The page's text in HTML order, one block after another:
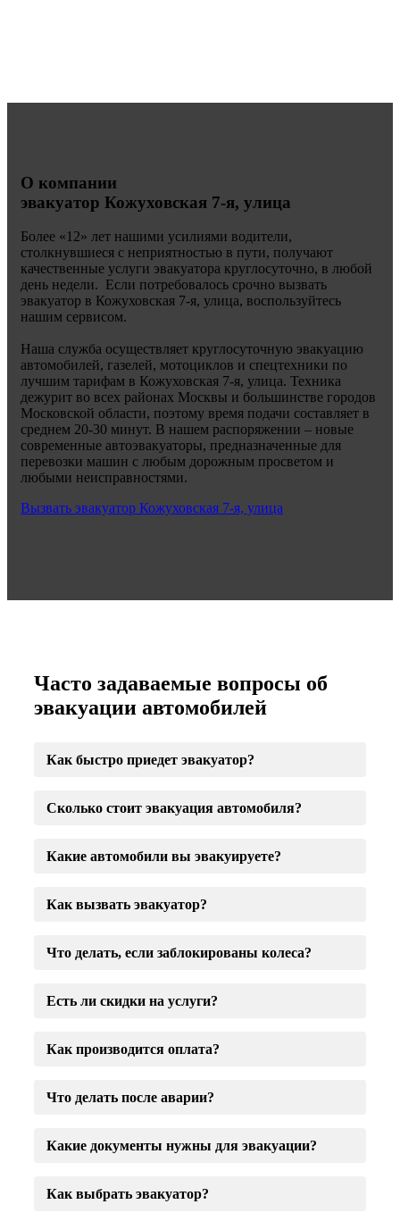
О компании
эвакуатор Кожуховская 7-я, улица
Более «12» лет нашими усилиями водители,
столкнувшиеся с неприятностью в пути, получают
качественные услуги эвакуатора круглосуточно, в любой
день недели. Если потребовалось срочно вызвать
эвакуатор в Кожуховская 7-я, улица, воспользуйтесь
нашим сервисом.
Наша служба осуществляет круглосуточную эвакуацию
автомобилей, газелей, мотоциклов и спецтехники по
лучшим тарифам в Кожуховская 7-я, улица. Техника
дежурит во всех районах Москвы и большинстве городов
Московской области, поэтому время подачи составляет в
среднем 20-30 минут. В нашем распоряжении – новые
современные автоэвакуаторы, предназначенные для
перевозки машин с любым дорожным просветом и
любыми неисправностями.
Вызвать эвакуатор Кожуховская 7-я, улица
Часто задаваемые вопросы об
эвакуации автомобилей
Как быстро приедет эвакуатор?
Сколько стоит эвакуация автомобиля?
Какие автомобили вы эвакуируете?
Как вызвать эвакуатор?
Что делать, если заблокированы колеса?
Есть ли скидки на услуги?
Как производится оплата?
Что делать после аварии?
Какие документы нужны для эвакуации?
Как выбрать эвакуатор?